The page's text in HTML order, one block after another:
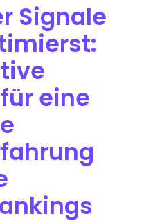
Signale
eine